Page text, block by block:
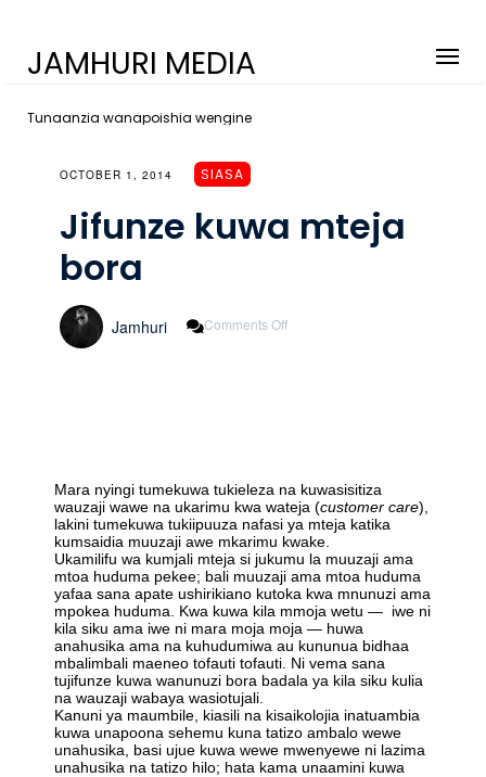
JAMHURI MEDIA
Tunaanzia wanapoishia wengine
OCTOBER 1, 2014 SIASA
Jifunze kuwa mteja
bora
Jamhuri Comments Off
Mara nyingi tumekuwa tukieleza na kuwasisitiza
wauzaji wawe na ukarimu kwa wateja (customer care),
lakini tumekuwa tukiipuuza nafasi ya mteja katika
kumsaidia muuzaji awe mkarimu kwake.
Ukamilifu wa kumjali mteja si jukumu la muuzaji ama
mtoa huduma pekee; bali muuzaji ama mtoa huduma
yafaa sana apate ushirikiano kutoka kwa mnunuzi ama
mpokea huduma. Kwa kuwa kila mmoja wetu — iwe ni
kila siku ama iwe ni mara moja moja — huwa
anahusika ama na kuhudumiwa au kununua bidhaa
mbalimbali maeneo tofauti tofauti. Ni vema sana
tujifunze kuwa wanunuzi bora badala ya kila siku kulia
na wauzaji wabaya wasiotujali.
Kanuni ya maumbile, kiasili na kisaikolojia inatuambia
kuwa unapoona sehemu kuna tatizo ambalo wewe
unahusika, basi ujue kuwa wewe mwenyewe ni lazima
unahusika na tatizo hilo; hata kama unaamini kuwa